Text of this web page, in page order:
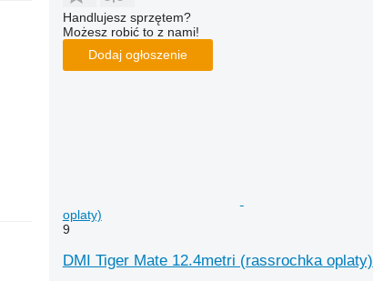
Handlujesz sprzętem?
Możesz robić to z nami!
Dodaj ogłoszenie
oplaty)
9
DMI Tiger Mate 12.4metri (rassrochka oplaty)